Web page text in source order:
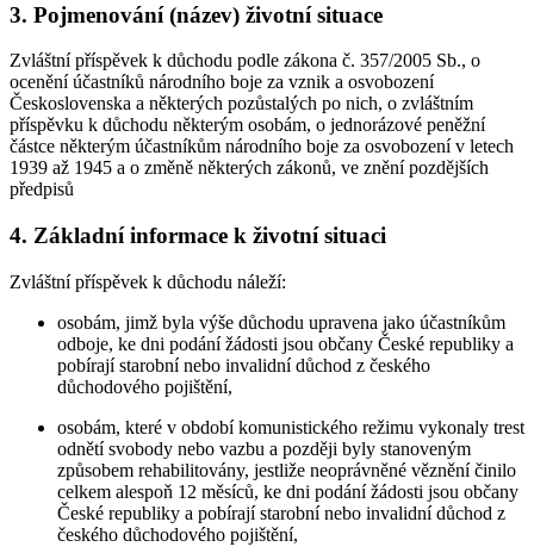
3. Pojmenování (název) životní situace
Zvláštní příspěvek k důchodu podle zákona č. 357/2005 Sb., o
ocenění účastníků národního boje za vznik a osvobození
Československa a některých pozůstalých po nich, o zvláštním
příspěvku k důchodu některým osobám, o jednorázové peněžní
částce některým účastníkům národního boje za osvobození v letech
1939 až 1945 a o změně některých zákonů, ve znění pozdějších
předpisů
4. Základní informace k životní situaci
Zvláštní příspěvek k důchodu náleží:
osobám, jimž byla výše důchodu upravena jako účastníkům
odboje, ke dni podání žádosti jsou občany České republiky a
pobírají starobní nebo invalidní důchod z českého
důchodového pojištění,
osobám, které v období komunistického režimu vykonaly trest
odnětí svobody nebo vazbu a později byly stanoveným
způsobem rehabilitovány, jestliže neoprávněné věznění činilo
celkem alespoň 12 měsíců, ke dni podání žádosti jsou občany
České republiky a pobírají starobní nebo invalidní důchod z
českého důchodového pojištění,